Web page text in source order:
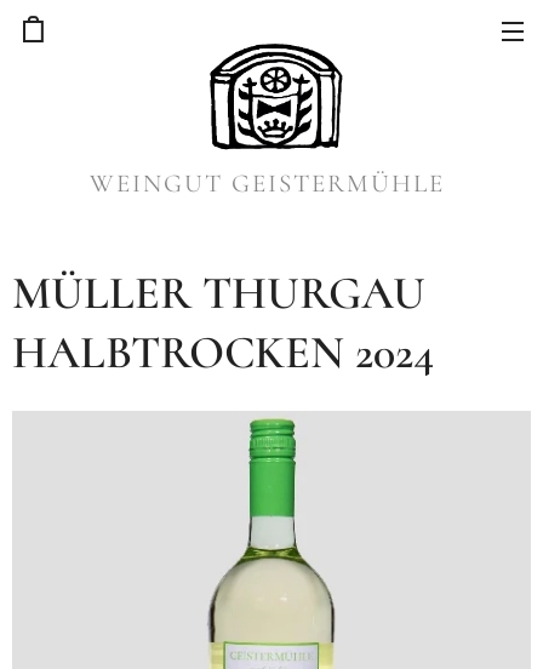
WEINGUT GEISTERMÜHLE
MÜLLER THURGAU
HALBTROCKEN 2024